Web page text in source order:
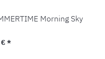
Morning Sky
€ *